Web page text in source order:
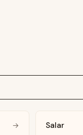
→ Salar